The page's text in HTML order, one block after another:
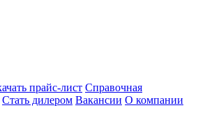
прайс-лист Справочная
Стать дилером Вакансии О компании